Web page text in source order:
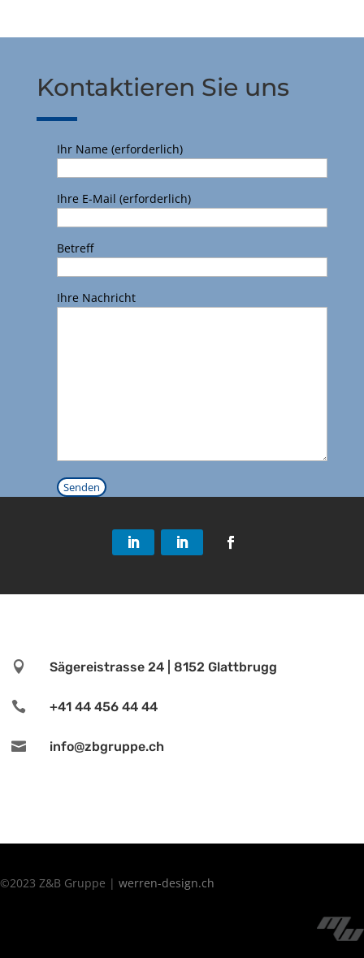
Kontaktieren Sie uns
Ihr Name (erforderlich)
Ihre E-Mail (erforderlich)
Betreff
Ihre Nachricht
 Sägereistrasse 24 | 8152 Glattbrugg
 +41 44 456 44 44
 info@zbgruppe.ch
©2023 Z&B Gruppe | werren-design.ch